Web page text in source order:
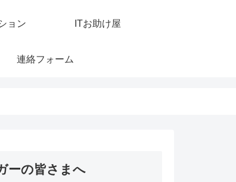
ョン ITお助け屋
連絡フォーム
ーの皆さまへ